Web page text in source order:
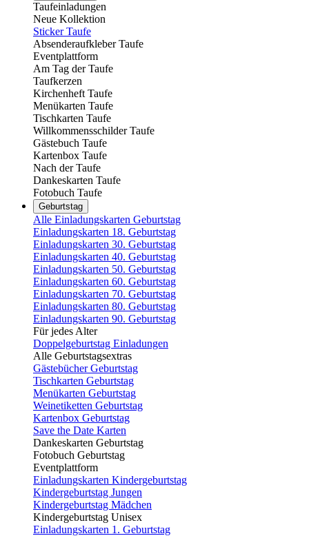
Taufeinladungen
Neue Kollektion
Sticker Taufe
Absenderaufkleber Taufe
Eventplattform
Am Tag der Taufe
Taufkerzen
Kirchenheft Taufe
Menükarten Taufe
Tischkarten Taufe
Willkommensschilder Taufe
Gästebuch Taufe
Kartenbox Taufe
Nach der Taufe
Dankeskarten Taufe
Fotobuch Taufe
Geburtstag
Alle Einladungskarten Geburtstag
Einladungskarten 18. Geburtstag
Einladungskarten 30. Geburtstag
Einladungskarten 40. Geburtstag
Einladungskarten 50. Geburtstag
Einladungskarten 60. Geburtstag
Einladungskarten 70. Geburtstag
Einladungskarten 80. Geburtstag
Einladungskarten 90. Geburtstag
Für jedes Alter
Doppelgeburtstag Einladungen
Alle Geburtstagsextras
Gästebücher Geburtstag
Tischkarten Geburtstag
Menükarten Geburtstag
Weinetiketten Geburtstag
Kartenbox Geburtstag
Save the Date Karten
Dankeskarten Geburtstag
Fotobuch Geburtstag
Eventplattform
Einladungskarten Kindergeburtstag
Kindergeburtstag Jungen
Kindergeburtstag Mädchen
Kindergeburtstag Unisex
Einladungskarten 1. Geburtstag